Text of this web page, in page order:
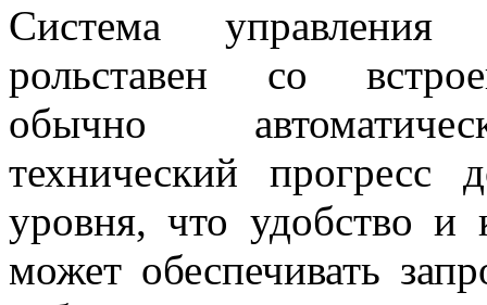
Система
рольставен со
обычно
технический прогресс
уровня, что удобство и
может обеспечивать